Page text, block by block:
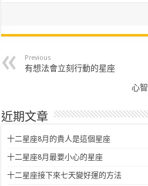
Previous
有想法會立刻行動的星座
心
近期文章
十二星座8月的貴人是這個星座
十二星座8月最要小心的星座
十二星座接下來七天變好運的方法